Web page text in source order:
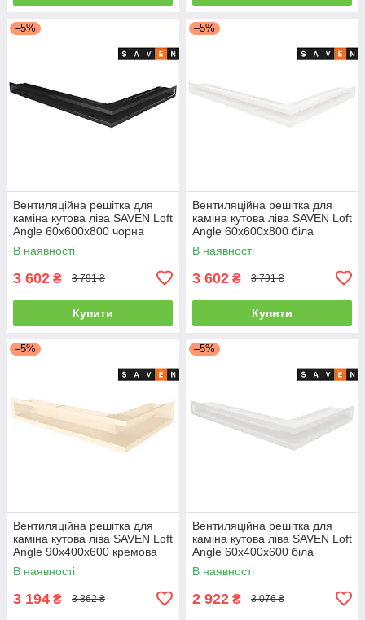
–5%
Вентиляційна решітка для
каміна кутова ліва SAVEN Loft
Angle 60х600х800 чорна
В наявності
3 602 ₴ 3 791 ₴
Купити
–5%
Вентиляційна решітка для
каміна кутова ліва SAVEN Loft
Angle 60х600х800 біла
В наявності
3 602 ₴ 3 791 ₴
Купити
–5%
Вентиляційна решітка для
каміна кутова ліва SAVEN Loft
Angle 90х400х600 кремова
В наявності
3 194 ₴ 3 362 ₴
–5%
Вентиляційна решітка для
каміна кутова ліва SAVEN Loft
Angle 60х400х600 біла
В наявності
2 922 ₴ 3 076 ₴